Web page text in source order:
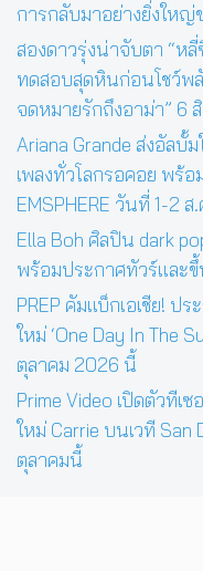
การกลับมาอย่างยิ่งใหญ่
สองดาวรุ่งน่าจับตา “ห
ทดสอบสุดหินก่อนโชว์พลั
จดหมายรักถึงอาม่า” 6
Ariana Grande ส่งอัลบั้
เพลงทั่วโลกรอคอย พร้
EMSPHERE วันที่ 1-2 ส
Ella Boh ศิลปิน dark
พร้อมประกาศทัวร์และขึ้
PREP คัมแบ็กเอเชีย! ป
ใหม่ ‘One Day In The
ตุลาคม 2026 นี้
Prime Video เปิดตัวทีเ
ใหม่ Carrie บนเวที San
ตุลาคมนี้